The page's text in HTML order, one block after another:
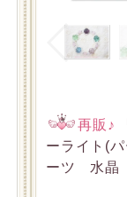
再販♪
ーライト(
ーツ 水晶